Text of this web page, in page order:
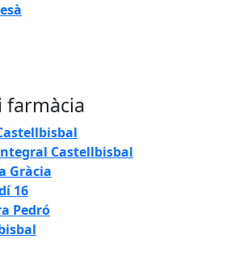
farmàcia
Castellbisbal
Gràcia
16
Pedró